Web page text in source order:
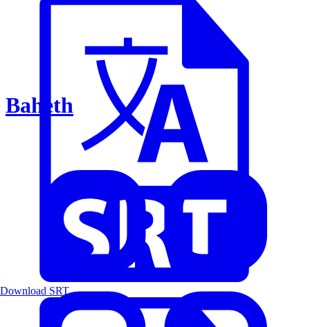
Baheth
Download SRT